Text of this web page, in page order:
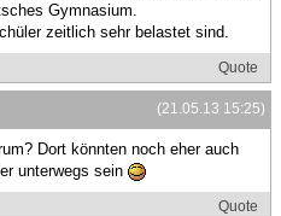
Gymnasium.
zeitlich sehr belastet sind.
Quote
(21.05.13 15:25)
Dort könnten noch eher auch
unterwegs sein
Quote